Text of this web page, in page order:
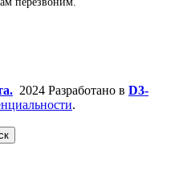
2024 Разработано в D3-
.